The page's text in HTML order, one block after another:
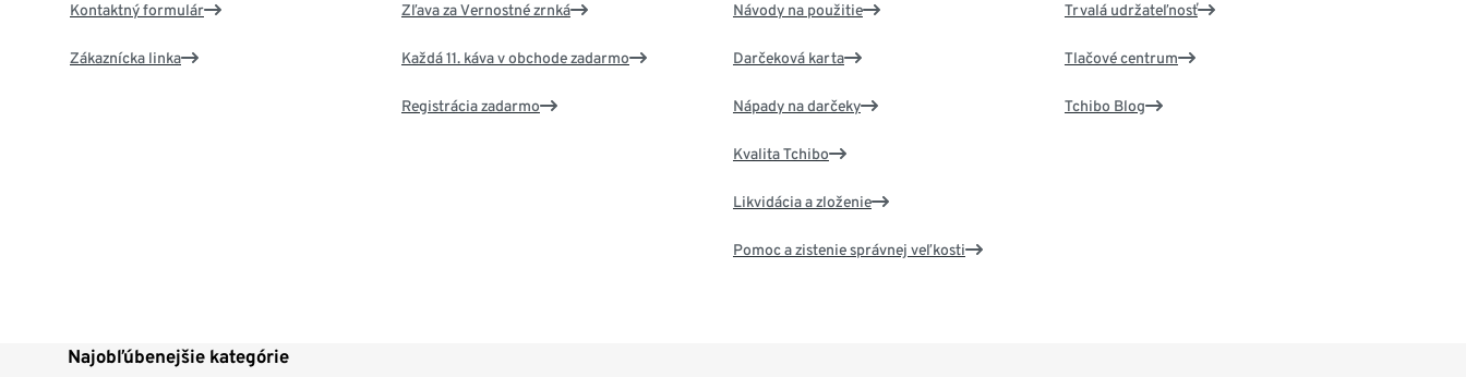
Kontaktný formulár
Zákaznícka linka
Zľava za Vernostné zrnká
Každá 11. káva v obchode zadarmo
Registrácia zadarmo
Návody na použitie
Darčeková karta
Nápady na darčeky
Kvalita Tchibo
Likvidácia a zloženie
Pomoc a zistenie správnej veľkosti
Trvalá udržateľnosť
Tlačové centrum
Tchibo Blog
Najobľúbenejšie kategórie